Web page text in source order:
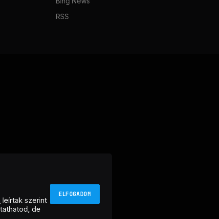
RSS
leírtak szerint
de
ELFOGADOM